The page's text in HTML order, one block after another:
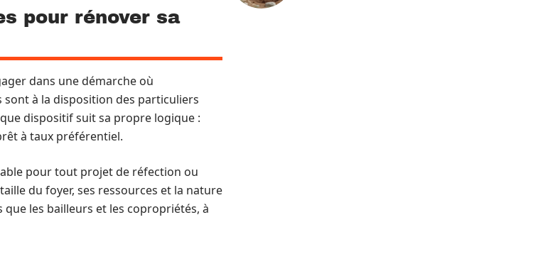
pour rénover sa
dans une démarche où
sont à la disposition des particuliers
dispositif suit sa propre logique :
à taux préférentiel.
pour tout projet de réfection ou
du foyer, ses ressources et la nature
les bailleurs et les copropriétés, à